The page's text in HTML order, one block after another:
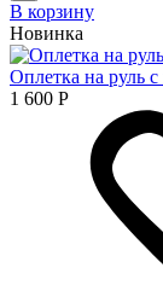
В корзину
Новинка
Оплетка на руль
1 600 Р